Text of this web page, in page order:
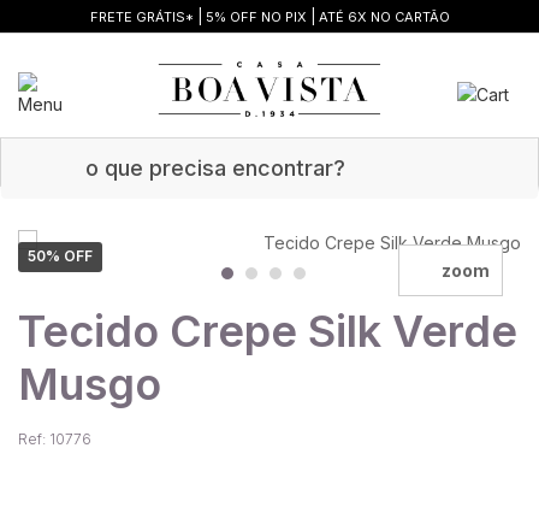
FRETE GRÁTIS* 5% OFF NO PIX ATÉ 6X NO CARTÃO
50% OFF
zoom
Tecido Crepe Silk Verde
Musgo
Ref: 10776